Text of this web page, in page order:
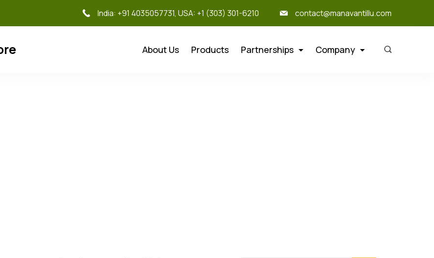
India: +91 4035057731, USA: +1 (303) 301-6210 contact@manavantillu.com
About Us Products Partnerships Company